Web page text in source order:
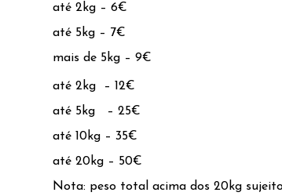
até 2kg – 6€
até 5kg – 7€
mais de 5kg – 9€
até 2kg – 12€
até 5kg – 25€
até 10kg – 35€
até 20kg – 50€
Nota: peso total acima dos 20kg